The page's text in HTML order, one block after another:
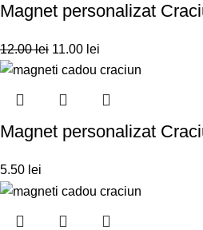
Magnet personalizat
12.00lei 11.00 lei
Magnet personalizat
5.50 lei